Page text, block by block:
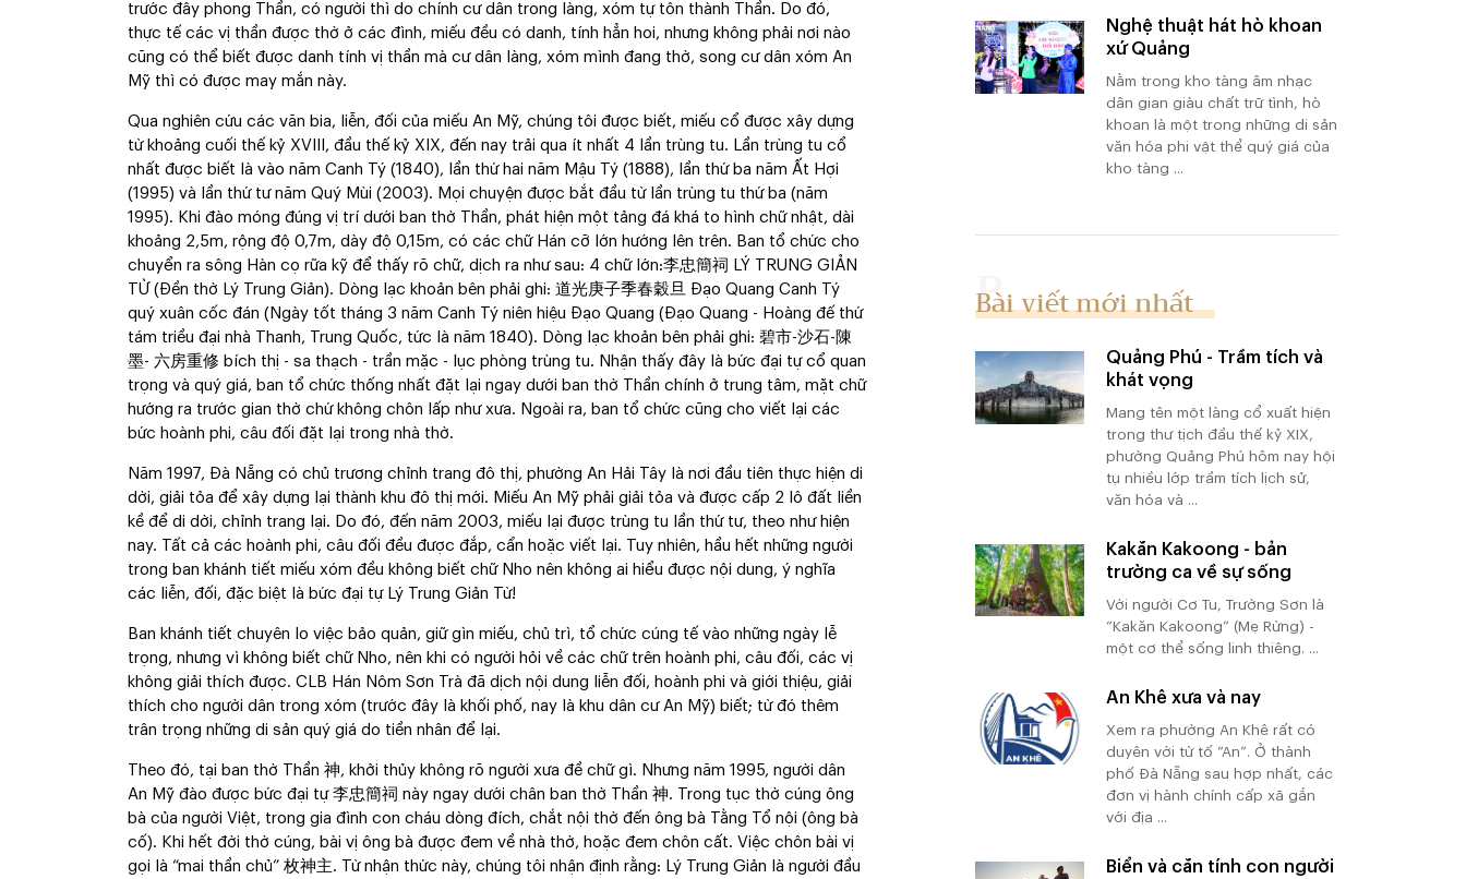
trước đây phong Thần, có người thì do chính cư dân trong làng, xóm tự tôn thành Thần. Do đó,
thực tế các vị thần được thờ ở các đình, miếu đều có danh, tính hẳn hoi, nhưng không phải nơi nào
cũng có thể biết được danh tính vị thần mà cư dân làng, xóm mình đang thờ, song cư dân xóm An
Mỹ thì có được may mắn này.
Qua nghiên cứu các văn bia, liễn, đối của miếu An Mỹ, chúng tôi được biết, miếu cổ được xây dựng
từ khoảng cuối thế kỷ XVIII, đầu thế kỷ XIX, đến nay trải qua ít nhất 4 lần trùng tu. Lần trùng tu cổ
nhất được biết là vào năm Canh Tý (1840), lần thứ hai năm Mậu Tý (1888), lần thứ ba năm Ất Hợi
(1995) và lần thứ tư năm Quý Mùi (2003). Mọi chuyện được bắt đầu từ lần trùng tu thứ ba (năm
1995). Khi đào móng đúng vị trí dưới ban thờ Thần, phát hiện một tảng đá khá to hình chữ nhật, dài
khoảng 2,5m, rộng độ 0,7m, dày độ 0,15m, có các chữ Hán cỡ lớn hướng lên trên. Ban tổ chức cho
chuyển ra sông Hàn cọ rữa kỹ để thấy rõ chữ, dịch ra như sau: 4 chữ lớn:李忠簡祠 LÝ TRUNG GIẢN
TỪ (Đền thờ Lý Trung Giản). Dòng lạc khoản bên phải ghi: 道光庚子季春穀旦 Đạo Quang Canh Tý
quý xuân cốc đán (Ngày tốt tháng 3 năm Canh Tý niên hiệu Đạo Quang (Đạo Quang - Hoàng đế thứ
tám triều đại nhà Thanh, Trung Quốc, tức là năm 1840). Dòng lạc khoản bên phải ghi: 碧市-沙石-陳
墨- 六房重修 bích thị - sa thạch - trần mặc - lục phòng trùng tu. Nhận thấy đây là bức đại tự cổ quan
trọng và quý giá, ban tổ chức thống nhất đặt lại ngay dưới ban thờ Thần chính ở trung tâm, mặt chữ
hướng ra trước gian thờ chứ không chôn lấp như xưa. Ngoài ra, ban tổ chức cũng cho viết lại các
bức hoành phi, câu đối đặt lại trong nhà thờ.
Năm 1997, Đà Nẵng có chủ trương chỉnh trang đô thị, phường An Hải Tây là nơi đầu tiên thực hiện di
dời, giải tỏa để xây dựng lại thành khu đô thị mới. Miếu An Mỹ phải giải tỏa và được cấp 2 lô đất liền
kề để di dời, chỉnh trang lại. Do đó, đến năm 2003, miếu lại được trùng tu lần thứ tư, theo như hiện
nay. Tất cả các hoành phi, câu đối đều được đắp, cẩn hoặc viết lại. Tuy nhiên, hầu hết những người
trong ban khánh tiết miếu xóm đều không biết chữ Nho nên không ai hiểu được nội dung, ý nghĩa
các liễn, đối, đặc biệt là bức đại tự Lý Trung Giản Từ!
Ban khánh tiết chuyên lo việc bảo quản, giữ gìn miếu, chủ trì, tổ chức cúng tế vào những ngày lễ
trọng, nhưng vì không biết chữ Nho, nên khi có người hỏi về các chữ trên hoành phi, câu đối, các vị
không giải thích được. CLB Hán Nôm Sơn Trà đã dịch nội dung liễn đối, hoành phi và giới thiệu, giải
thích cho người dân trong xóm (trước đây là khối phố, nay là khu dân cư An Mỹ) biết; từ đó thêm
trân trọng những di sản quý giá do tiền nhân để lại.
Theo đó, tại ban thờ Thần 神, khởi thủy không rõ người xưa đề chữ gì. Nhưng năm 1995, người dân
An Mỹ đào được bức đại tự 李忠簡祠 này ngay dưới chân ban thờ Thần 神. Trong tục thờ cúng ông
bà của người Việt, trong gia đình con cháu dòng đích, chắt nội thờ đến ông bà Tằng Tổ nội (ông bà
cố). Khi hết đời thờ cúng, bài vị ông bà được đem về nhà thờ, hoặc đem chôn cất. Việc chôn bài vị
gọi là “mai thần chủ” 枚神主. Từ nhận thức này, chúng tôi nhận định rằng: Lý Trung Giản là người đầu
Nghệ thuật hát hò khoan
xứ Quảng
Nằm trong kho tàng âm nhạc
dân gian giàu chất trữ tình, hò
khoan là một trong những di sản
văn hóa phi vật thể quý giá của
kho tàng ...
Bài viết mới nhất
Quảng Phú - Trầm tích và
khát vọng
Mang tên một làng cổ xuất hiện
trong thư tịch đầu thế kỷ XIX,
phường Quảng Phú hôm nay hội
tụ nhiều lớp trầm tích lịch sử,
văn hóa và ...
Kakăn Kakoong - bản
trường ca về sự sống
Với người Cơ Tu, Trường Sơn là
“Kakăn Kakoong” (Mẹ Rừng) -
một cơ thể sống linh thiêng. ...
An Khê xưa và nay
Xem ra phường An Khê rất có
duyên với từ tố “An”. Ở thành
phố Đà Nẵng sau hợp nhất, các
đơn vị hành chính cấp xã gắn
với địa ...
Biển và căn tính con người